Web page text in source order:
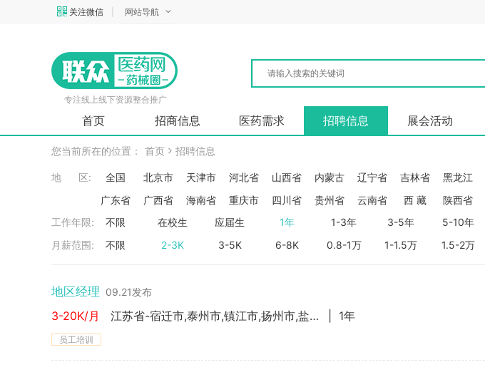
关注微信 网站导航
专注线上线下资源整合推广
首页 招商信息 医药需求 招聘信息 展会活动
您当前所在的位置： 首页 招聘信息
地 区: 全国 北京市 天津市 河北省 山西省 内蒙古 辽宁省 吉林省 黑龙江
广东省
广西省 海南省 重庆市 四川省 贵州省 云南省 西 藏 陕西省
工作年限:
不限 在校生 应届生 1年 1-3年 3-5年 5-10年
月薪范围:
不限 2-3K 3-5K 6-8K 0.8-1万 1-1.5万 1.5-2万
地区经理 09.21发布
3-20K/月 江苏省-宿迁市,泰州市,镇江市,扬州市,盐城市,淮安市,连云港市,南通市,苏州市,常州市,徐州市,南京市,无锡市 1年
员工培训